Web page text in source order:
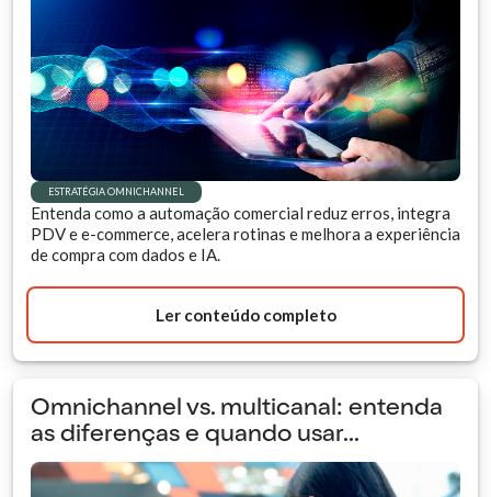
ESTRATÉGIA OMNICHANNEL
Entenda como a automação comercial reduz erros, integra
PDV e e-commerce, acelera rotinas e melhora a experiência
de compra com dados e IA.
Ler conteúdo completo
Omnichannel vs. multicanal: entenda
as diferenças e quando usar...